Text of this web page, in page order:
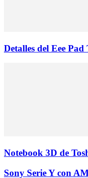
Detalles del Eee
Notebook 3D de
Sony Serie Y con